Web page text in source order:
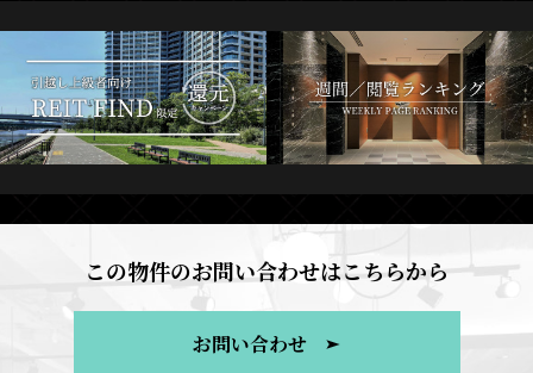
この物件のお問い合わせはこちらから
お問い合わせ